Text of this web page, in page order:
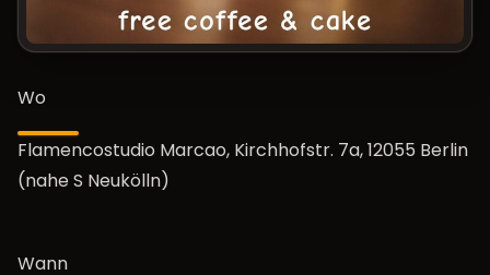
Wo
Flamencostudio Marcao, Kirchhofstr. 7a, 12055 Berlin
(nahe S Neukölln)
Wann